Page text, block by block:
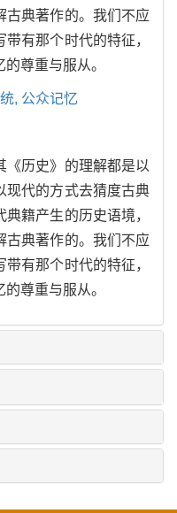
古典著作的。我们不应
有那个时代的特征，
尊重与服从。
, 公众记忆
《历史》的理解都是以
现代的方式去猜度古典
籍产生的历史语境，
古典著作的。我们不应
有那个时代的特征，
尊重与服从。